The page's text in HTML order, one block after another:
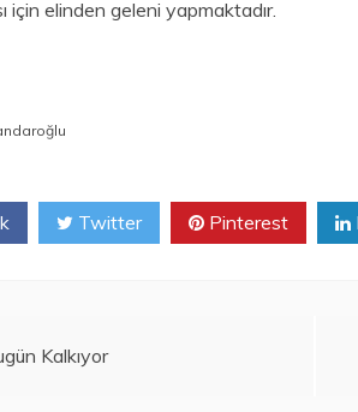
için elinden geleni yapmaktadır.
Twitter Pinterest
Kalkıyor